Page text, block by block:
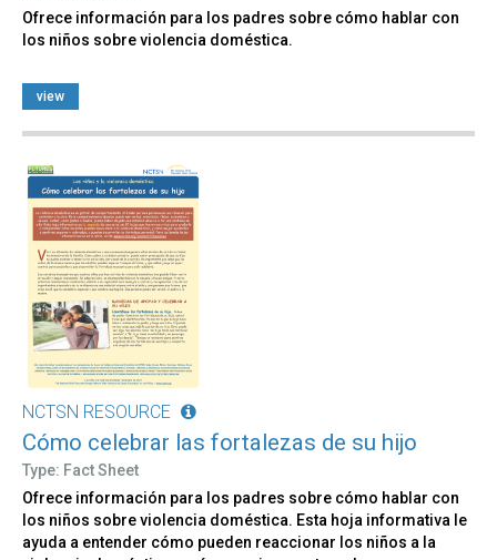
Ofrece información para los padres sobre cómo hablar con
los niños sobre violencia doméstica.
view
NCTSN RESOURCE
Cómo celebrar las fortalezas de su hijo
Type: Fact Sheet
Ofrece información para los padres sobre cómo hablar con
los niños sobre violencia doméstica. Esta hoja informativa le
ayuda a entender cómo pueden reaccionar los niños a la